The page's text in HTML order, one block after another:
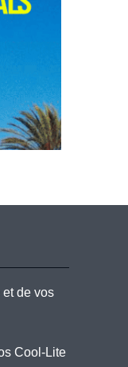
et de vos
Cool-Lite